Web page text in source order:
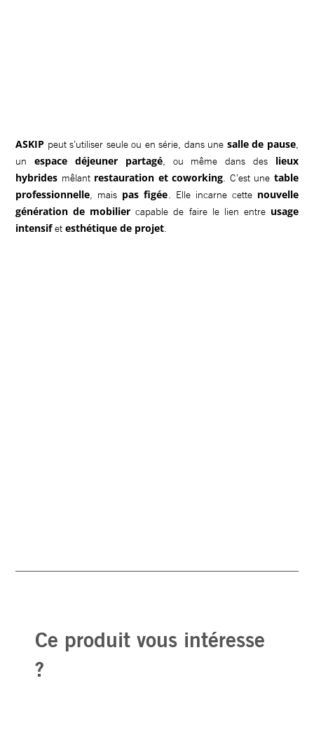
ASKIP peut s’utiliser seule ou en série, dans une salle de pause,
unespace déjeuner partagé, ou même dans des lieux
hybrides mêlant restauration et coworking. C’est une table
professionnelle, mais pas figée. Elle incarne cette nouvelle
génération de mobilier capable de faire le lien entre usage
intensifetesthétique de projet.
Ce produit vous intéresse
?